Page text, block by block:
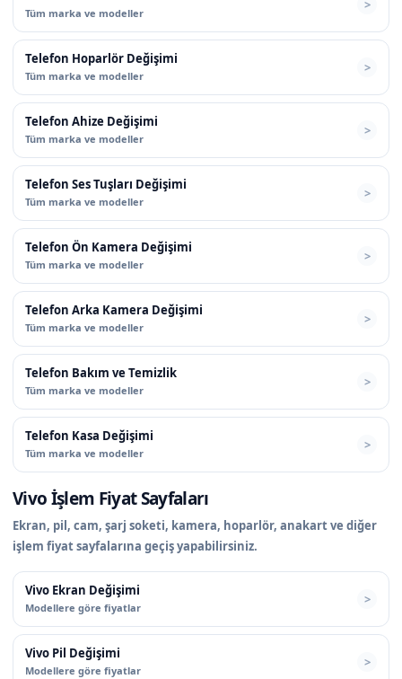
Tüm marka ve modeller
Telefon Hoparlör Değişimi
Tüm marka ve modeller
Telefon Ahize Değişimi
Tüm marka ve modeller
Telefon Ses Tuşları Değişimi
Tüm marka ve modeller
Telefon Ön Kamera Değişimi
Tüm marka ve modeller
Telefon Arka Kamera Değişimi
Tüm marka ve modeller
Telefon Bakım ve Temizlik
Tüm marka ve modeller
Telefon Kasa Değişimi
Tüm marka ve modeller
Vivo İşlem Fiyat Sayfaları
Ekran, pil, cam, şarj soketi, kamera, hoparlör, anakart ve diğer
işlem fiyat sayfalarına geçiş yapabilirsiniz.
Vivo Ekran Değişimi
Modellere göre fiyatlar
Vivo Pil Değişimi
Modellere göre fiyatlar